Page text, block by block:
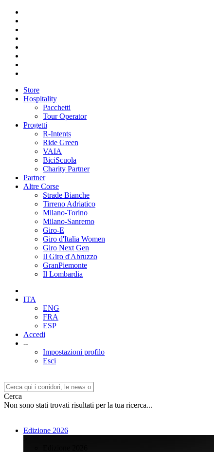
Store
Hospitality
Pacchetti
Tour Operator
Progetti
R-Intents
Ride Green
VAIA
BiciScuola
Charity Partner
Partner
Altre Corse
Strade Bianche
Tirreno Adriatico
Milano-Torino
Milano-Sanremo
Giro-E
Giro d'Italia Women
Giro Next Gen
Il Giro d'Abruzzo
GranPiemonte
Il Lombardia
ITA
ENG
FRA
ESP
Accedi
--
Impostazioni profilo
Esci
Cerca
Non sono stati trovati risultati per la tua ricerca...
Edizione 2026